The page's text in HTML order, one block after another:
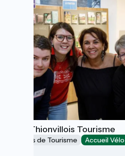
Pays Thionvillois Tourisme
Offices de Tourisme Accueil Vélo